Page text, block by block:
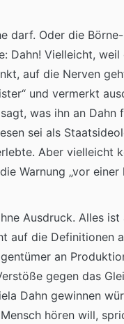
darf. Oder die
Dahn! Vielleicht,
auf die Nerven
und vermerkt
was ihn an
sei als
Aber
Warnung „vor einer
Ausdruck. Alles
auf die Definitionen
an
gegen das
Dahn gewinnen
hören will,